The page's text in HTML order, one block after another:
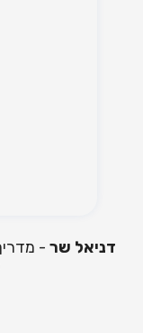
דניאל שר-